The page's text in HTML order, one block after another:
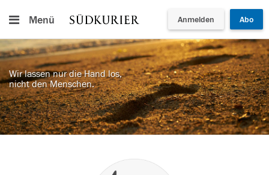
Menü Anmelden Abo
Wir lassen nur die Hand los,
nicht den Menschen.